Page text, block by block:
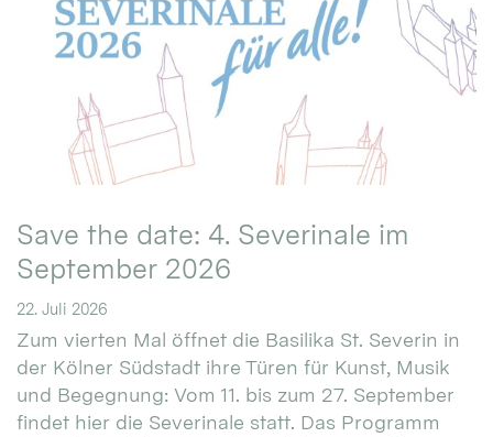
Save the date: 4. Severinale im
September 2026
22. Juli 2026
Zum vierten Mal öffnet die Basilika St. Severin in
der Kölner Südstadt ihre Türen für Kunst, Musik
und Begegnung: Vom 11. bis zum 27. September
findet hier die Severinale statt. Das Programm